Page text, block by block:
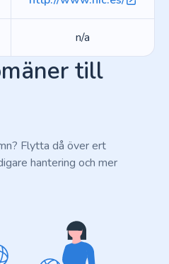
n/a
till
Flytta då över ert
hantering och mer